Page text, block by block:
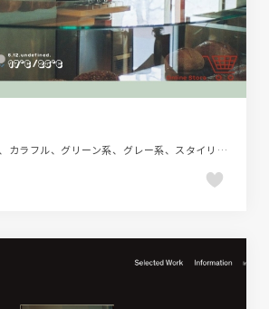
かわいい、イラスト、カラフル、グリーン系、グレー系、スタイリッシュ、ダイナミック、ナチュラル、フラットデザイン、ブルー系、ポップ、モーション多め、大きめ写真、施設・店舗サイト、飲食店・グルメ・ウェディング